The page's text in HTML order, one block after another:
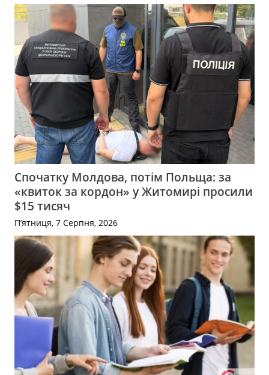
Спочатку Молдова, потім Польща: за
«квиток за кордон» у Житомирі просили
$15 тисяч
П’ятниця, 7 Серпня, 2026